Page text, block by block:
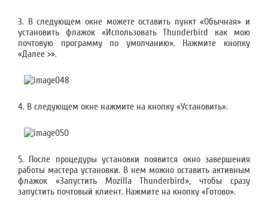
3. В следующем окне можете оставить пункт «Обычная» и
установить флажок «Использовать Thunderbird как мою
почтовую программу по умолчанию». Нажмите кнопку
«Далее >».
4. В следующем окне нажмите на кнопку «Установить».
5. После процедуры установки появится окно завершения
работы мастера установки. В нем можно оставить активным
флажок «Запустить Mozilla Thunderbird», чтобы сразу
запустить почтовый клиент. Нажмите на кнопку «Готово».